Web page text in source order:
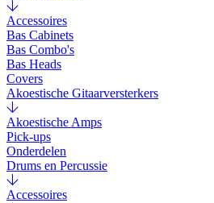
Accessoires
Bas Cabinets
Bas Combo's
Bas Heads
Covers
Akoestische Gitaarversterkers
Akoestische Amps
Pick-ups
Onderdelen
Drums en Percussie
Accessoires